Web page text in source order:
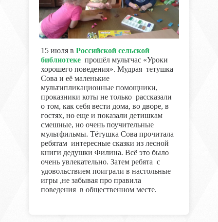
15 июля в Российской сельской
библиотекепрошёл мультчас «Уроки
хорошего поведения». Мудрая тетушка
Сова и её маленькие
мультипликационные помощники,
проказники коты не только рассказали
о том, как себя вести дома, во дворе, в
гостях, но еще и показали детишкам
смешные, но очень поучительные
мультфильмы. Тётушка Сова прочитала
ребятам интересные сказки из лесной
книги дедушки Филина. Всё это было
очень увлекательно. Затем ребята с
удовольствием поиграли в настольные
игры ,не забывая про правила
поведения в общественном месте.